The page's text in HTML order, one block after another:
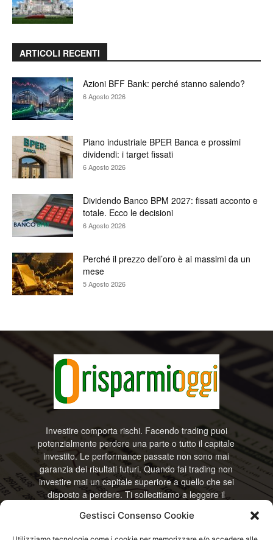
Gestisci Consenso Cookie
ARTICOLI RECENTI
Azioni BFF Bank: perché stanno salendo?
6 Agosto 2026
Piano industriale BPER Banca e prossimi
dividendi: i target fissati
6 Agosto 2026
Dividendo Banco BPM 2027: fissati acconto e
totale. Ecco le decisioni
6 Agosto 2026
Perché il prezzo dell’oro è ai massimi da un
mese
5 Agosto 2026
Investire comporta rischi. Facendo trading puoi
potenzialmente perdere una parte o tutto il capitale
investito. Le performance passate non sono mai
garanzia dei risultati futuri. Quando fai trading non
investire mai un capitale superiore a quello che sei
disposto a perdere. Ti sollecitiamo a leggere il
RisparmiOggi non offre alcun genere di consulenza